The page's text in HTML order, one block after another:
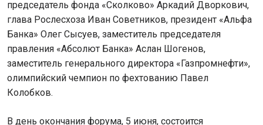
председатель фонда «Сколково» Аркадий Дворкович,
глава Рослесхоза Иван Советников, президент «Альфа
Банка» Олег Сысуев, заместитель председателя
правления «Абсолют Банка» Аслан Шогенов,
заместитель генерального директора «Газпромнефти»,
олимпийский чемпион по фехтованию Павел
Колобков.
В день окончания форума, 5 июня, состоится